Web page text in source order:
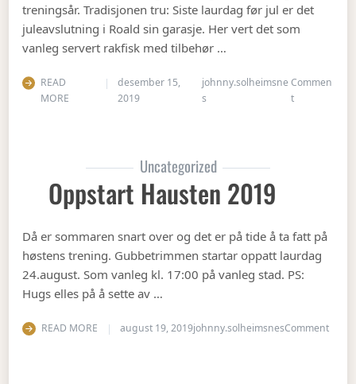
treningsår. Tradisjonen tru: Siste laurdag før jul er det
juleavslutning i Roald sin garasje. Her vert det som
vanleg servert rakfisk med tilbehør …
READ
MORE
desember 15,
2019
johnny.solheimsne
s
Commen
ton
Uncategorized
Oppstart Hausten 2019
Då er sommaren snart over og det er på tide å ta fatt på
høstens trening. Gubbetrimmen startar oppatt laurdag
24.august. Som vanleg kl. 17:00 på vanleg stad. PS:
Hugs elles på å sette av …
READ MORE august 19, 2019johnny.solheimsnesCommenton